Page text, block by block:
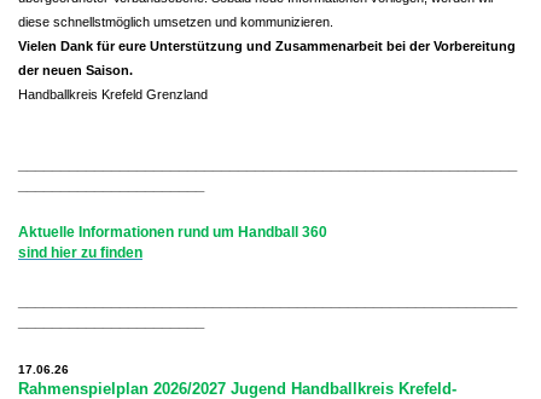
diese schnellstmöglich umsetzen und kommunizieren.
Vielen Dank für eure Unterstützung und Zusammenarbeit bei der Vorbereitung
der neuen Saison.
Handballkreis Krefeld Grenzland
Aktuelle Informationen rund um Handball 360
sind hier zu finden
17.06.26
Rahmenspielplan 2026/2027 Jugend Handballkreis Krefeld-